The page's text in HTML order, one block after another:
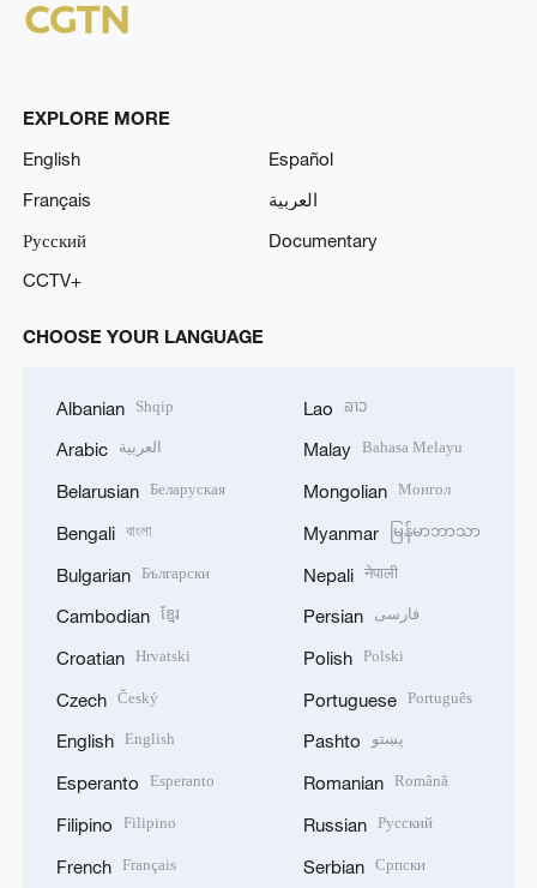
EXPLORE MORE
English
Español
Français
العربية
Русский
Documentary
CCTV+
CHOOSE YOUR LANGUAGE
Albanian Shqip
Arabic العربية
Belarusian Беларуская
Bengali বাংলা
Bulgarian Български
Cambodian ខ្មែរ
Croatian Hrvatski
Czech Český
English English
Esperanto Esperanto
Filipino Filipino
French Français
Lao ລາວ
Malay Bahasa Melayu
Mongolian Монгол
Myanmar မြန်မာဘာသာ
Nepali नेपाली
Persian فارسی
Polish Polski
Portuguese Português
Pashto پښتو
Romanian Română
Russian Русский
Serbian Српски